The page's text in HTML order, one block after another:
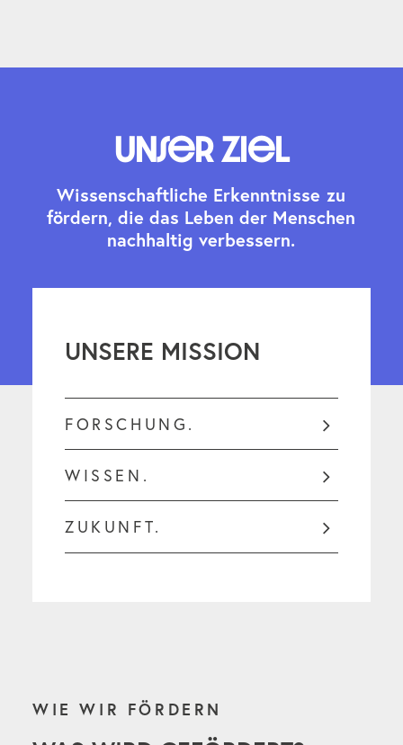
Unser Ziel
Wissenschaftliche Erkenntnisse zu
fördern, die das Leben der Menschen
nachhaltig verbessern.
UNSERE MISSION
FORSCHUNG.
WISSEN.
ZUKUNFT.
WIE WIR FÖRDERN